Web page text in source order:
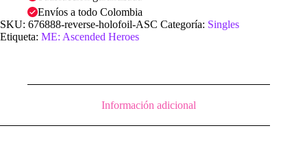
Envíos a todo Colombia
SKU: 676888-reverse-holofoil-ASC Categoría: Singles
Etiqueta: ME: Ascended Heroes
Información adicional